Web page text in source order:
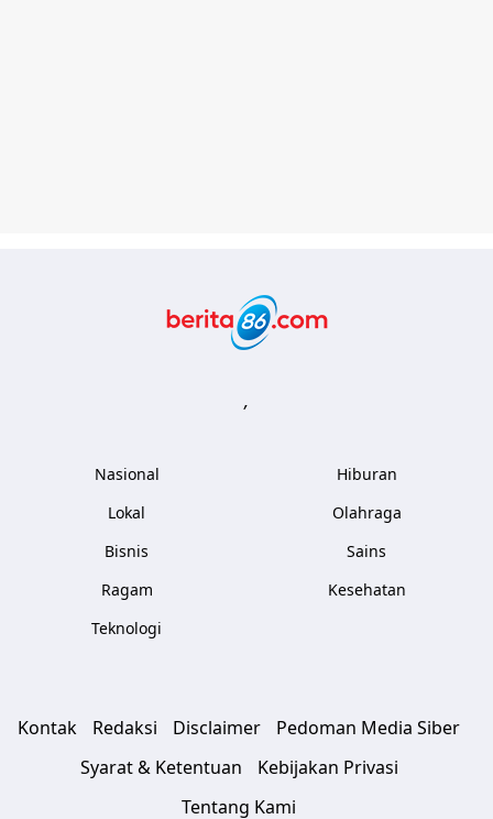
,
Nasional
Lokal
Bisnis
Ragam
Teknologi
Hiburan
Olahraga
Sains
Kesehatan
Kontak Redaksi Disclaimer
Pedoman Media Siber
Syarat & Ketentuan
Kebijakan Privasi
Tentang Kami